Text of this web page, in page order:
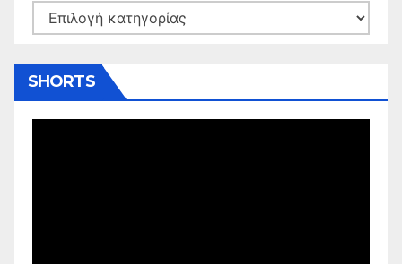
Kατηγορίες
SHORTS